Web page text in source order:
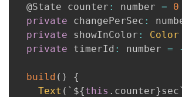
@State counter : number =
0
private changePerSec :
private showInColor : Color
private timerId : number =
build ( )
{
Text ( `${this . counter}sec`